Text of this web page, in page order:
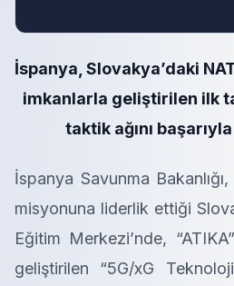
İspanya, Slovakya’daki
imkanlarla geliştirilen ilk
taktik ağını
İspanya Savunma Bakanlığı,
misyonuna liderlik ettiği
Eğitim Merkezi’nde,
geliştirilen “5G/xG